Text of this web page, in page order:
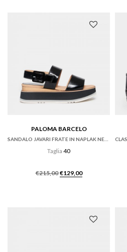
PALOMA BARCELO
Taglia 40
€215,00 Il
€129,00Il